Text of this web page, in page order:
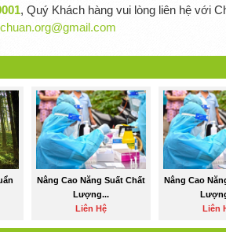
, Quý Khách hàng vui lòng liên hệ với
Nâng Cao Năng Suất Chất
Lượng...
Liên Hệ
Nâng Cao
Liên